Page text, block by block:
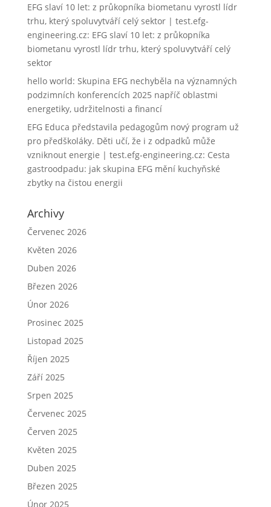
EFG slaví 10 let: z průkopníka biometanu vyrostl lídr
trhu, který spoluvytváří celý sektor | test.efg-
engineering.cz: EFG slaví 10 let: z průkopníka
biometanu vyrostl lídr trhu, který spoluvytváří celý
sektor
hello world: Skupina EFG nechyběla na významných
podzimních konferencích 2025 napříč oblastmi
energetiky, udržitelnosti a financí
EFG Educa představila pedagogům nový program už
pro předškoláky. Děti učí, že i z odpadků může
vzniknout energie | test.efg-engineering.cz: Cesta
gastroodpadu: jak skupina EFG mění kuchyňské
zbytky na čistou energii
Archivy
Červenec 2026
Květen 2026
Duben 2026
Březen 2026
Únor 2026
Prosinec 2025
Listopad 2025
Říjen 2025
Září 2025
Srpen 2025
Červenec 2025
Červen 2025
Květen 2025
Duben 2025
Březen 2025
Únor 2025